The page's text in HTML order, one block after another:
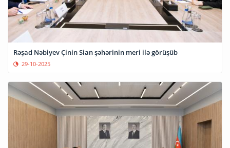
Rəşad Nəbiyev Çinin Sian şəhərinin meri ilə görüşüb
29-10-2025